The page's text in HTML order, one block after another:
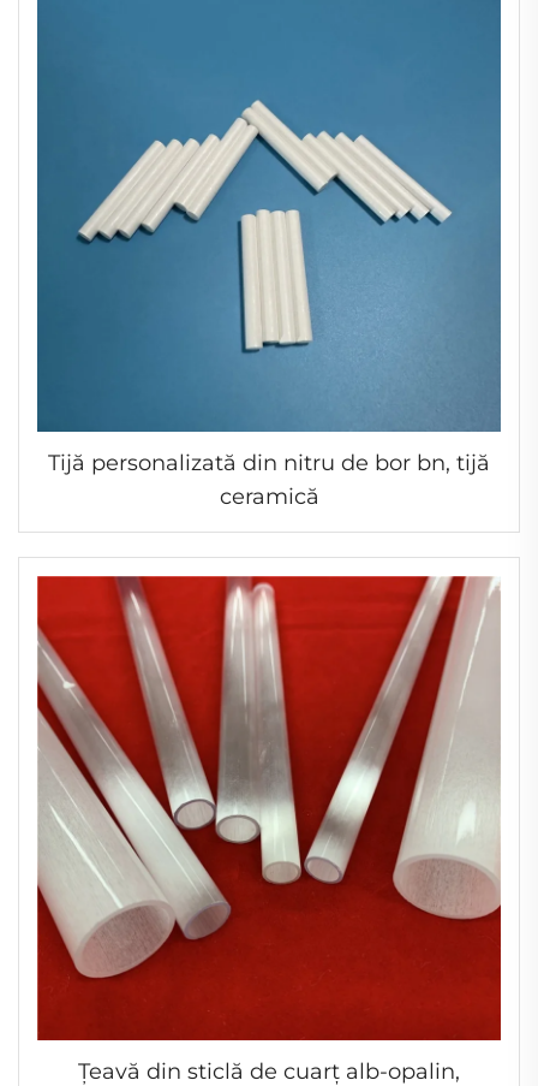
Tijă personalizată din nitru de bor bn, tijă
ceramică
Țeavă din sticlă de cuarț alb-opalin,